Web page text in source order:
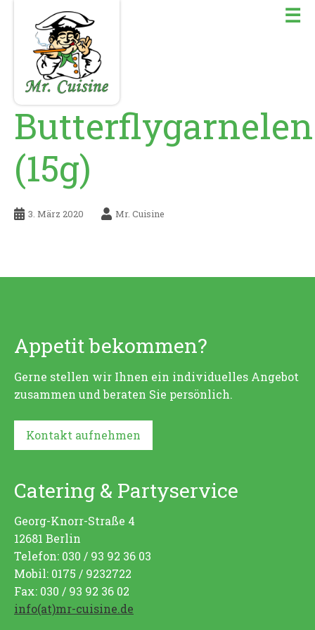
☰
Butterflygarnelen
(15g)
3. März 2020 Mr. Cuisine
Appetit bekommen?
Gerne stellen wir Ihnen ein individuelles Angebot
zusammen und beraten Sie persönlich.
Kontakt aufnehmen
Catering & Partyservice
Georg-Knorr-Straße 4
12681 Berlin
Telefon: 030 / 93 92 36 03
Mobil: 0175 / 9232722
Fax: 030 / 93 92 36 02
info(at)mr-cuisine.de